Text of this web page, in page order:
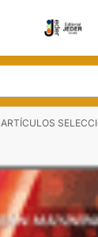
ARTÍCULOS